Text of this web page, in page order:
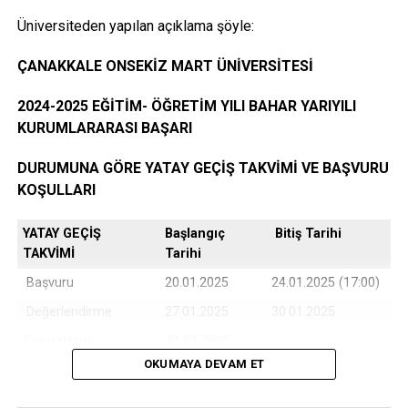
Öğrencinin yerleştiği yıldaki LYS ve ÖSYS Sonuç
ÖSYM Yerleştirme Belgesi. (İnternet çıktısı)
DGS ile yerleşen öğrencilerin DGS Sonuç belgesi
Kayıtlı olduğu Üniversiteye ait öğrenci belgesi (son
6 ay içerisinde alınmış olması ve öğrenci
Üniversiteden yapılan açıklama şöyle:
ÇANAKKALE ONSEKİZ MART ÜNİVERSİTESİ
2024-2025 EĞİTİM- ÖĞRETİM YILI BAHAR YARIYILI
KURUMLARARASI BAŞARI
DURUMUNA GÖRE YATAY GEÇİŞ TAKVİMİ VE BAŞVURU
KOŞULLARI
YATAY GEÇİŞ
TAKVİMİ
Başlangıç
Tarihi
Bitiş Tarihi
Başvuru 20.01.2025
24.01.2025 (17:00)
OKUMAYA DEVAM ET